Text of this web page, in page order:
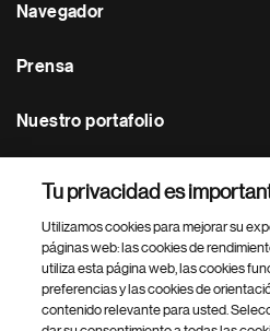
Navegador
Prensa
Nuestro portafolio
Footer Site Search
Tu privacidad es
Utilizamos cookies para mejorar su
páginas web: las cookies de
utiliza esta página web, las cookies
preferencias y las cookies de
contenido relevante para usted.